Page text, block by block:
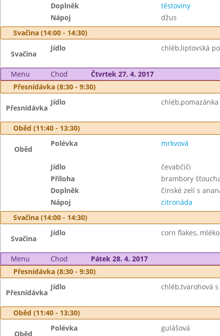
Doplněk
těstoviny
Nápoj
džus
Svačina (14:00 - 14:30)
Svačina
Jídlo chléb,liptovská
Menu Chod
Čtvrtek 27. 4. 2017
Přesnídávka (8:30 - 9:30)
Přesnídávka
Jídlo
Oběd (11:40 - 13:30)
Oběd
Polévka mrkvová
Jídlo
čevabčiči
Příloha
brambory
Doplněk
čínské zelí s
Nápoj
citronáda
Svačina (14:00 - 14:30)
Svačina
Jídlo corn flakes,
Menu Chod
Pátek 28. 4. 2017
Přesnídávka (8:30 - 9:30)
Přesnídávka
Jídlo chléb,tvarohová
Oběd (11:40 - 13:30)
Oběd
Polévka
gulášová